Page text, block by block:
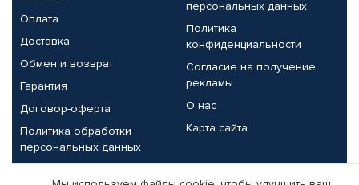
Оплата
Доставка
Обмен и возврат
Гарантия
Договор-оферта
Политика обработки
персональных данных
персональных данных
Политика
конфиденциальности
Согласие на получение
рекламы
О нас
Карта сайта